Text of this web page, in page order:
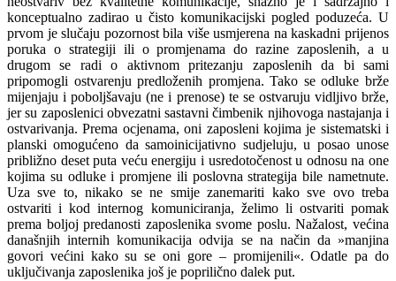
konceptualno zadirao u čisto komunikacijski pogled poduzeća. U
prvom je slučaju pozornost bila više usmjerena na kaskadni prijenos
poruka o strategiji ili o promjenama do razine zaposlenih, a u
drugom se radi o aktivnom pritezanju zaposlenih da bi sami
pripomogli ostvarenju predloženih promjena. Tako se odluke brže
mijenjaju i poboljšavaju (ne i prenose) te se ostvaruju vidljivo brže,
jer su zaposlenici obvezatni sastavni čimbenik njihovoga nastajanja i
ostvarivanja. Prema ocjenama, oni zaposleni kojima je sistematski i
planski omogućeno da samoinicijativno sudjeluju, u posao unose
približno deset puta veću energiju i usredotočenost u odnosu na one
kojima su odluke i promjene ili poslovna strategija bile nametnute.
Uza sve to, nikako se ne smije zanemariti kako sve ovo treba
ostvariti i kod internog komuniciranja, želimo li ostvariti pomak
prema boljoj predanosti zaposlenika svome poslu. Nažalost, većina
današnjih internih komunikacija odvija se na način da »manjina
govori većini kako su se oni gore – promijenili«. Odatle pa do
uključivanja zaposlenika još je poprilično dalek put.